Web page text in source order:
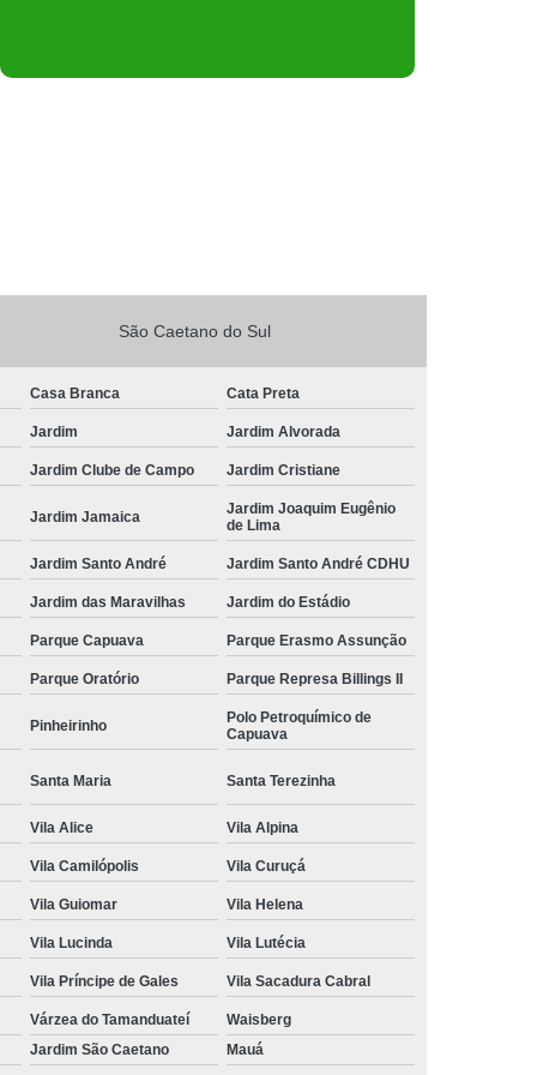
São Caetano do Sul
Casa Branca Cata Preta
Jardim Jardim Alvorada
Jardim Clube de Campo Jardim Cristiane
Jardim Jamaica
Jardim Joaquim Eugênio
de Lima
Jardim Santo André Jardim Santo André CDHU
Jardim das Maravilhas Jardim do Estádio
Parque Capuava Parque Erasmo Assunção
Parque Oratório Parque Represa Billings II
Pinheirinho
Polo Petroquímico de
Capuava
Santa Maria Santa Terezinha
Vila Alice Vila Alpina
Vila Camilópolis Vila Curuçá
Vila Guiomar Vila Helena
Vila Lucinda Vila Lutécia
Vila Príncipe de Gales Vila Sacadura Cabral
Várzea do Tamanduateí
Waisberg
Jardim São Caetano Mauá